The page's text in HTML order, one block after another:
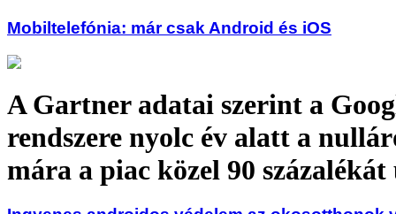
Mobiltelefónia: már csak Android és iOS
A Gartner adatai szerint a
rendszere nyolc év alatt a
mára a piac közel 90